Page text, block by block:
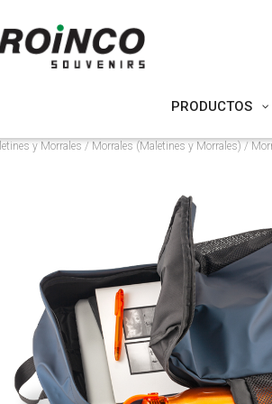
PRODUCTOS
y Morrales / Morrales (Maletines y Morrales) /